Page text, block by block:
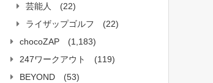
芸能人
(22)
ライザップゴルフ
(22)
chocoZAP
(1,183)
247ワークアウト
(119)
BEYOND
(53)